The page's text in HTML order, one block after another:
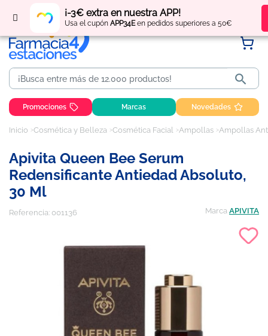
¡-3€ extra en nuestra APP!
Usa el cupón APP34Een pedidos superiores a 50€
Regístratey obtén puntos por tus compras

Promociones Marcas Novedades
Inicio Cosmética y Belleza Cosmética Facial Ampollas Ampollas
Apivita Queen Bee Serum
Redensificante Antiedad Absoluto,
30 Ml
Referencia: 001136 Marca APIVITA